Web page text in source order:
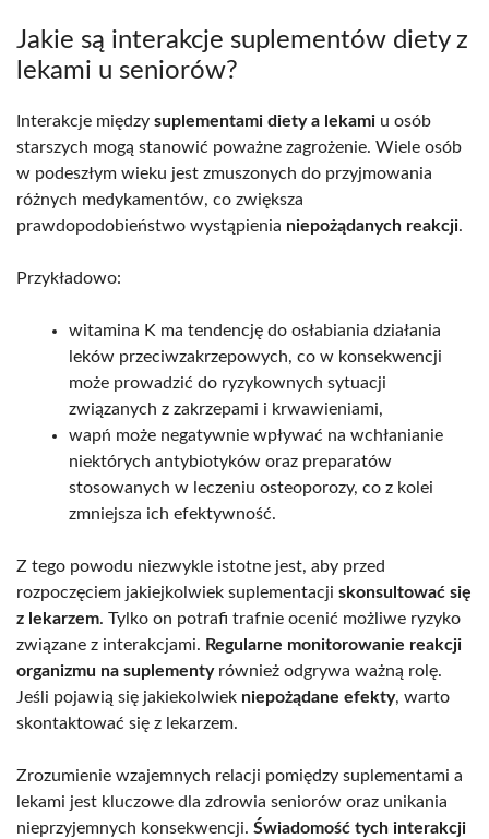
Jakie są interakcje suplementów diety z
lekami u seniorów?
Interakcje między suplementami diety a lekami u osób
starszych mogą stanowić poważne zagrożenie. Wiele osób
w podeszłym wieku jest zmuszonych do przyjmowania
różnych medykamentów, co zwiększa
prawdopodobieństwo wystąpienia niepożądanych reakcji.
Przykładowo:
witamina K ma tendencję do osłabiania działania
leków przeciwzakrzepowych, co w konsekwencji
może prowadzić do ryzykownych sytuacji
związanych z zakrzepami i krwawieniami,
wapń może negatywnie wpływać na wchłanianie
niektórych antybiotyków oraz preparatów
stosowanych w leczeniu osteoporozy, co z kolei
zmniejsza ich efektywność.
Z tego powodu niezwykle istotne jest, aby przed
rozpoczęciem jakiejkolwiek suplementacji skonsultować się
z lekarzem. Tylko on potrafi trafnie ocenić możliwe ryzyko
związane z interakcjami. Regularne monitorowanie reakcji
organizmu na suplementyrównież odgrywa ważną rolę.
Jeśli pojawią się jakiekolwiek niepożądane efekty, warto
skontaktować się z lekarzem.
Zrozumienie wzajemnych relacji pomiędzy suplementami a
lekami jest kluczowe dla zdrowia seniorów oraz unikania
nieprzyjemnych konsekwencji. Świadomość tych interakcji